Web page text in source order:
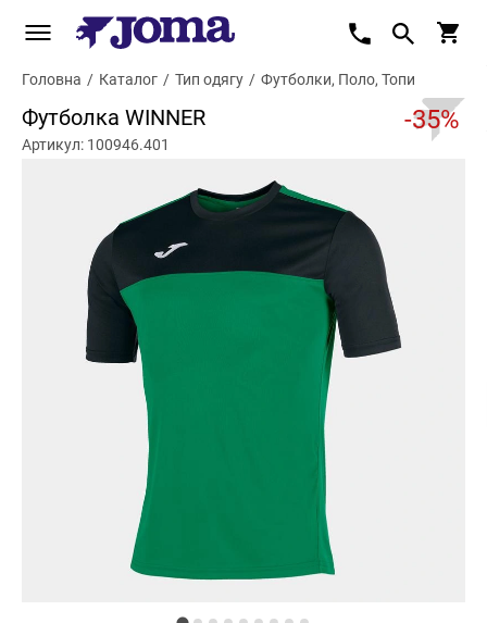
Головна / Каталог / Тип одягу / Футболки, Поло, Топи
Футболка WINNER -35%
Артикул: 100946.401